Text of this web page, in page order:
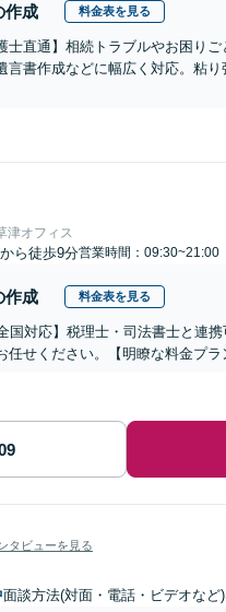
作成 料金表を見る
士直通】相続トラブルやお困り
言書作成などに幅広く対応。粘
津オフィス
から徒歩9分営業時間：09:30~21:00
作成 料金表を見る
国対応】税理士・司法書士と連
任せください。【明瞭な料金プラ
タビューを見る
面談方法(対面・電話・ビデオなど